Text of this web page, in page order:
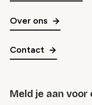
Over ons
Contact
Meld je aan voor